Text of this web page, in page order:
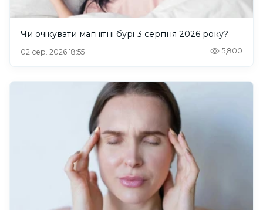
Чи очікувати магнітні бурі 3 серпня 2026 року?
02 сер. 2026 18:55 5,800